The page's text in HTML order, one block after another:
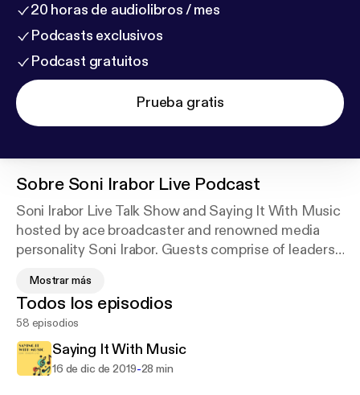
20 horas de audiolibros / mes
Podcasts exclusivos
Podcast gratuitos
Prueba gratis
Sobre Soni Irabor Live Podcast
Soni Irabor Live Talk Show and Saying It With Music
hosted by ace broadcaster and renowned media
personality Soni Irabor. Guests comprise of leaders
opinions on issues bordering on politics, economics,
education, entertainment, society, science and
technology and other spheres of influence in
Nigeria, Africa and beyond.
Mostrar más
Todos los episodios
58 episodios
Saying It With Music
16 de dic de 2019-28 min